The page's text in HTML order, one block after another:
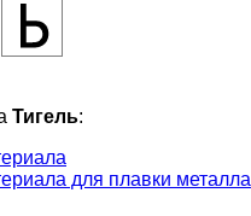
Тигель:
для плавки металла